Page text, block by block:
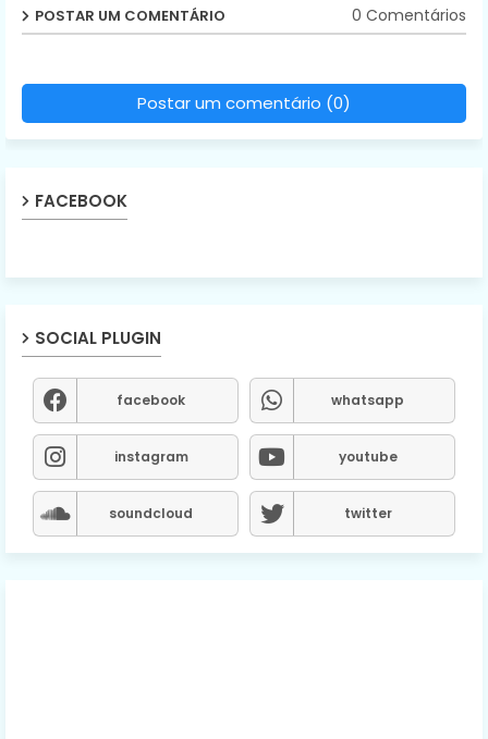
POSTAR UM COMENTÁRIO 0 Comentários
Postar um comentário (0)
FACEBOOK
SOCIAL PLUGIN
facebook whatsapp
instagram youtube
soundcloud twitter